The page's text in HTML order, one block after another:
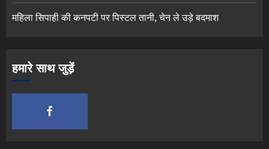
महिला सिपाही की कनपटी पर पिस्टल तानी, चेन ले उड़े बदमाश
हमारे साथ जुड़ें